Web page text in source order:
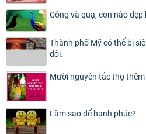
Công và quạ, con nào đẹp
Thành phố Mỹ có thể bị
đôi.
Mười nguyên tắc thọ
Làm sao để hạnh phúc?